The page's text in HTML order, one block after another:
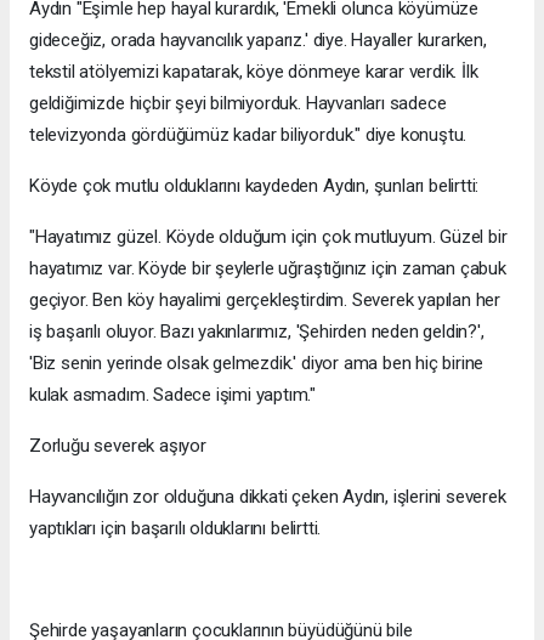
Aydın "Eşimle hep hayal kurardık, 'Emekli olunca köyümüze
gideceğiz, orada hayvancılık yaparız.' diye. Hayaller kurarken,
tekstil atölyemizi kapatarak, köye dönmeye karar verdik. İlk
geldiğimizde hiçbir şeyi bilmiyorduk. Hayvanları sadece
televizyonda gördüğümüz kadar biliyorduk." diye konuştu.
Köyde çok mutlu olduklarını kaydeden Aydın, şunları belirtti:
"Hayatımız güzel. Köyde olduğum için çok mutluyum. Güzel bir
hayatımız var. Köyde bir şeylerle uğraştığınız için zaman çabuk
geçiyor. Ben köy hayalimi gerçekleştirdim. Severek yapılan her
iş başarılı oluyor. Bazı yakınlarımız, 'Şehirden neden geldin?',
'Biz senin yerinde olsak gelmezdik.' diyor ama ben hiç birine
kulak asmadım. Sadece işimi yaptım."
Zorluğu severek aşıyor
Hayvancılığın zor olduğuna dikkati çeken Aydın, işlerini severek
yaptıkları için başarılı olduklarını belirtti.
Şehirde yaşayanların çocuklarının büyüdüğünü bile